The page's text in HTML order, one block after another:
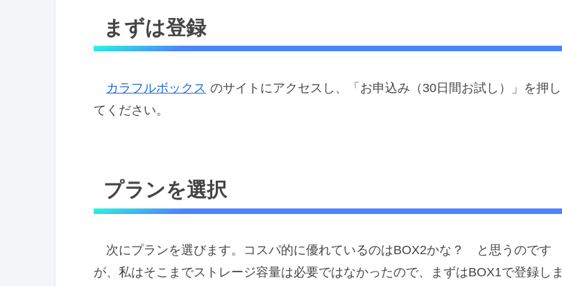
まずは登録
カラフルボックス のサイトにアクセスし、「お申込み（30日間お試し）」を押し
てください。
プランを選択
次にプランを選びます。コスパ的に優れているのはBOX2かな？ と思うのです
が、私はそこまでストレージ容量は必要ではなかったので、まずはBOX1で登録しま